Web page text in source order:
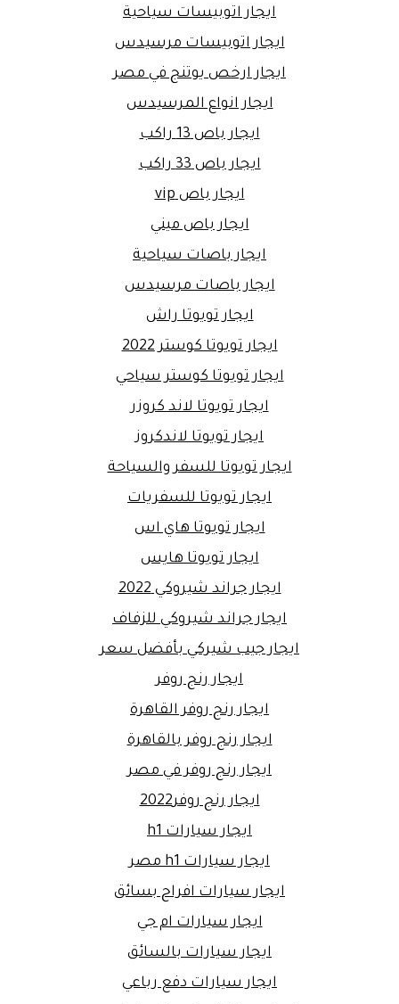
ايجار اتوبيسات سياحية
ايجار اتوبيسات مرسيدس
ايجار ارخص يوتنج في مصر
ايجار انواع المرسيدس
ايجار باص 13 راكب
ايجار باص 33 راكب
ايجار باص vip
ايجار باص ميني
ايجار باصات سياحية
ايجار باصات مرسيدس
ايجار تويوتا راش
ايجار تويوتا كوستر 2022
ايجار تويوتا كوستر سياحي
ايجار تويوتا لاند كروزر
ايجار تويوتا لاندكروز
ايجار تويوتا للسفر والسياحة
ايجار تويوتا للسفريات
ايجار تويوتا هاي اس
ايجار تويوتا هايس
ايجار جراند شيروكي 2022
ايجار جراند شيروكي للزفاف
ايجار جيب شيركي بأفضل سعر
ايجار رنج روفر
ايجار رنج روفر القاهرة
ايجار رنج روفر بالقاهرة
ايجار رنج روفر في مصر
ايجار رنج روفر2022
ايجار سيارات h1
ايجار سيارات h1 مصر
ايجار سيارات افراح بسائق
ايجار سيارات ام جي
ايجار سيارات بالسائق
ايجار سيارات دفع رباعي